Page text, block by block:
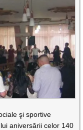
şi sportive
aniversării celor 140